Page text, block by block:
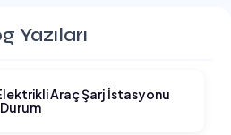
Yazıları
Araç Şarj İstasyonu